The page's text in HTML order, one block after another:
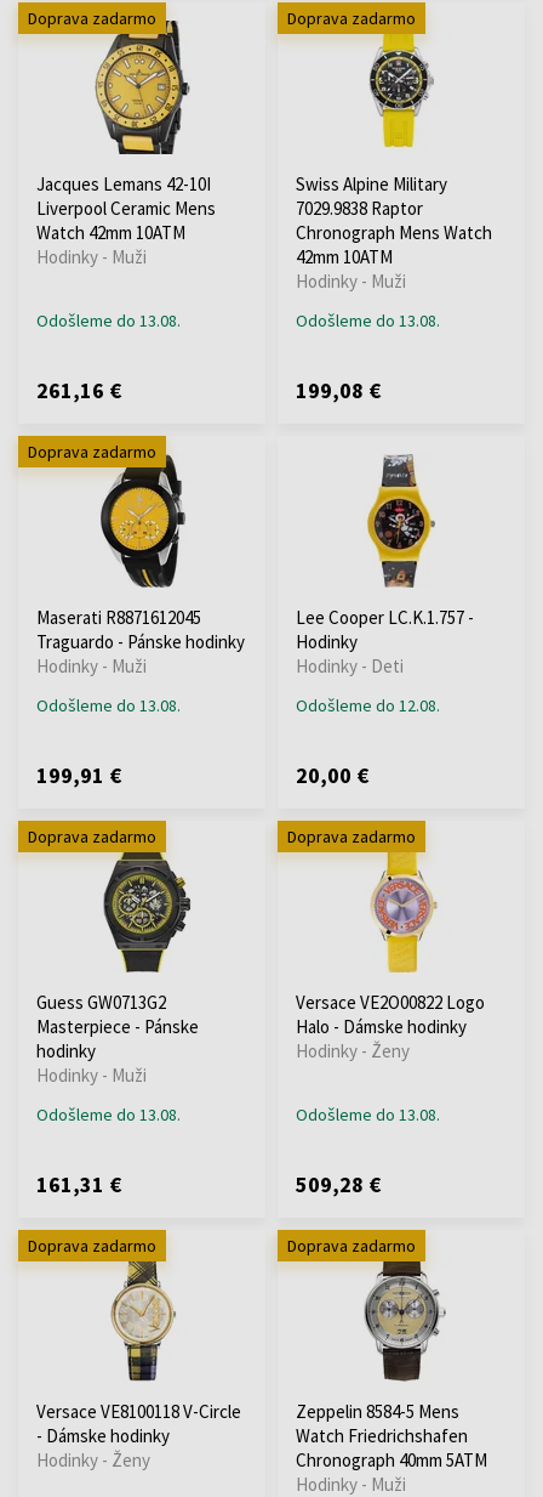
Doprava zadarmo
Jacques Lemans 42-10I
Liverpool Ceramic Mens
Watch 42mm 10ATM
Hodinky - Muži
Odošleme do 13.08.
261,16 €
Doprava zadarmo
Swiss Alpine Military
7029.9838 Raptor
Chronograph Mens Watch
42mm 10ATM
Hodinky - Muži
Odošleme do 13.08.
199,08 €
Doprava zadarmo
Maserati R8871612045
Traguardo - Pánske hodinky
Hodinky - Muži
Odošleme do 13.08.
199,91 €
Lee Cooper LC.K.1.757 -
Hodinky
Hodinky - Deti
Odošleme do 12.08.
20,00 €
Doprava zadarmo
Guess GW0713G2
Masterpiece - Pánske
hodinky
Hodinky - Muži
Odošleme do 13.08.
161,31 €
Doprava zadarmo
Versace VE2O00822 Logo
Halo - Dámske hodinky
Hodinky - Ženy
Odošleme do 13.08.
509,28 €
Doprava zadarmo
Versace VE8100118 V-Circle
- Dámske hodinky
Hodinky - Ženy
Doprava zadarmo
Zeppelin 8584-5 Mens
Watch Friedrichshafen
Chronograph 40mm 5ATM
Hodinky - Muži